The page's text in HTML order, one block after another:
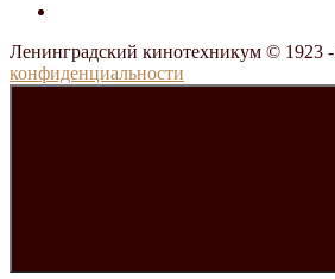
Ленинградский кинотехникум © 1923 -
конфиденциальности